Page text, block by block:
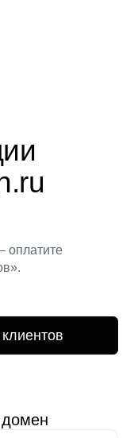
оплатите
домен